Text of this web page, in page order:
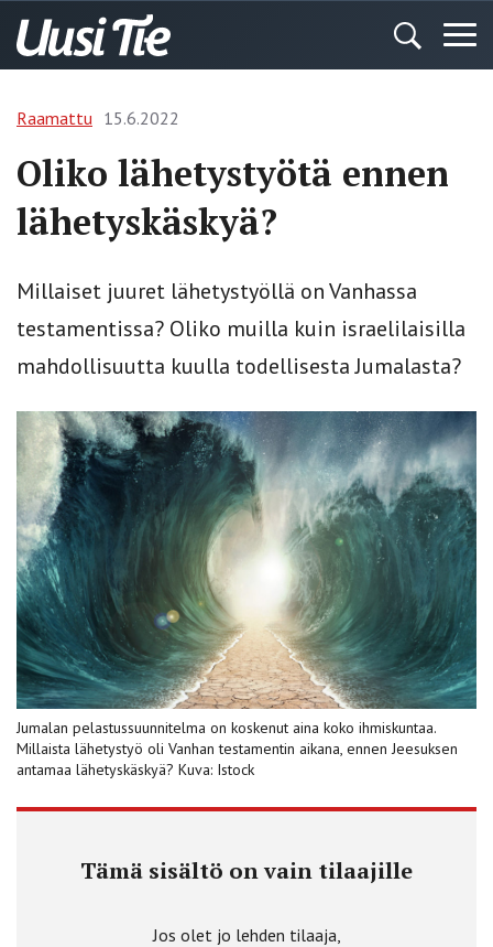
Raamattu 15.6.2022
Oliko lähetystyötä ennen
lähetyskäskyä?
Millaiset juuret lähetystyöllä on Vanhassa
testamentissa? Oliko muilla kuin israelilaisilla
mahdollisuutta kuulla todellisesta Jumalasta?
Jumalan pelastussuunnitelma on koskenut aina koko ihmiskuntaa.
Millaista lähetystyö oli Vanhan testamentin aikana, ennen Jeesuksen
antamaa lähetyskäskyä? Kuva: Istock
Tämä sisältö on vain tilaajille
Jos olet jo lehden tilaaja,